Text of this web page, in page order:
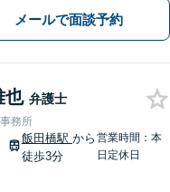
メールで面談予約
也 弁護士
務所
飯田橋駅 から
徒歩3分
営業時間：本
日定休日